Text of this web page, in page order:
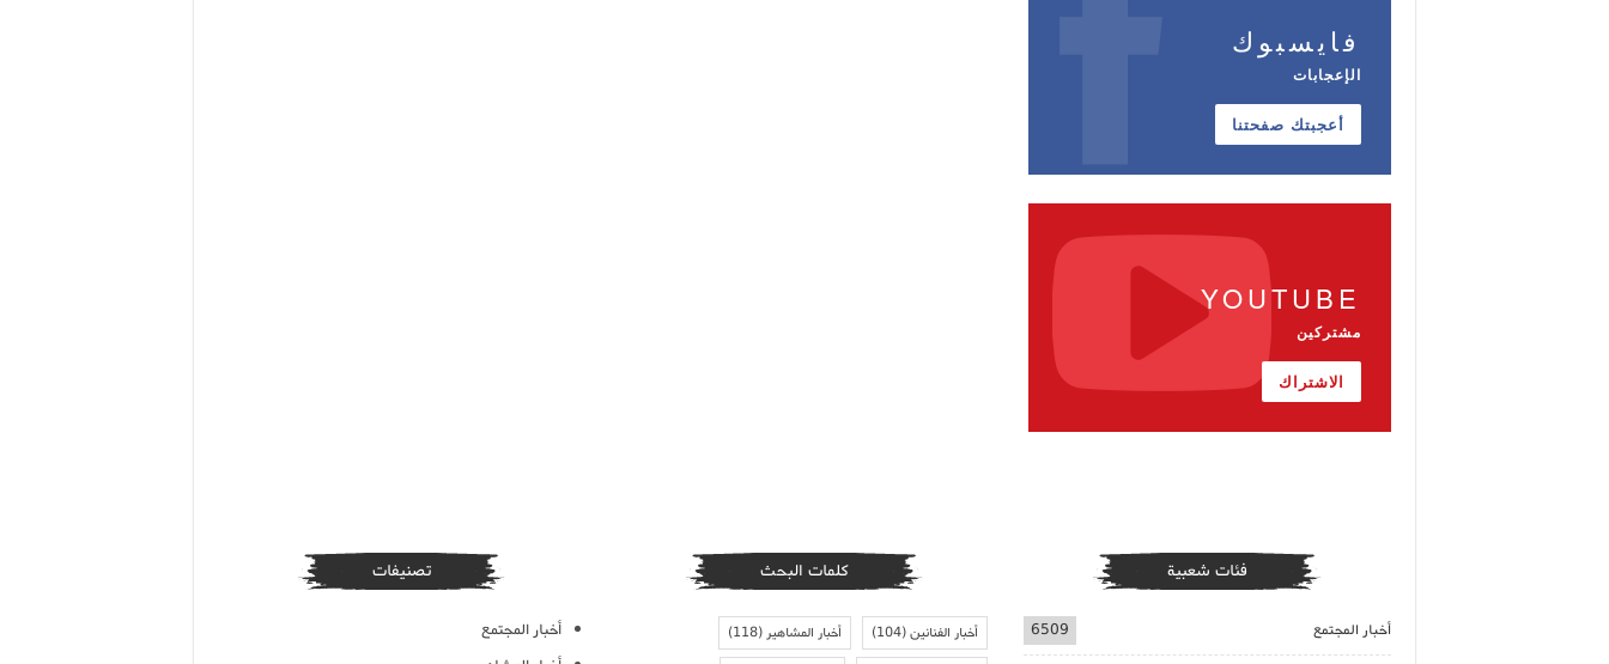
فايسبوك
الإعجابات
أعجبتك صفحتنا
YOUTUBE
مشتركين
الاشتراك
فئات شعبية
أخبار المجتمع 6509
كلمات البحث
أخبار الفنانين(104) أخبار المشاهير(118)
تصنيفات
أخبار المجتمع